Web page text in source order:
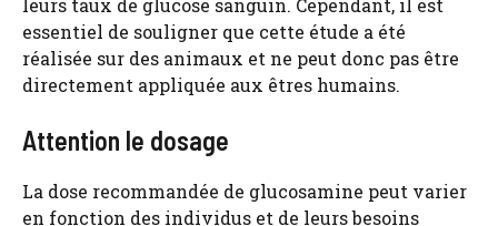
leurs taux de glucose sanguin. Cependant, il est
essentiel de souligner que cette étude a été
réalisée sur des animaux et ne peut donc pas être
directement appliquée aux êtres humains.
Attention le dosage
La dose recommandée de glucosamine peut varier
en fonction des individus et de leurs besoins